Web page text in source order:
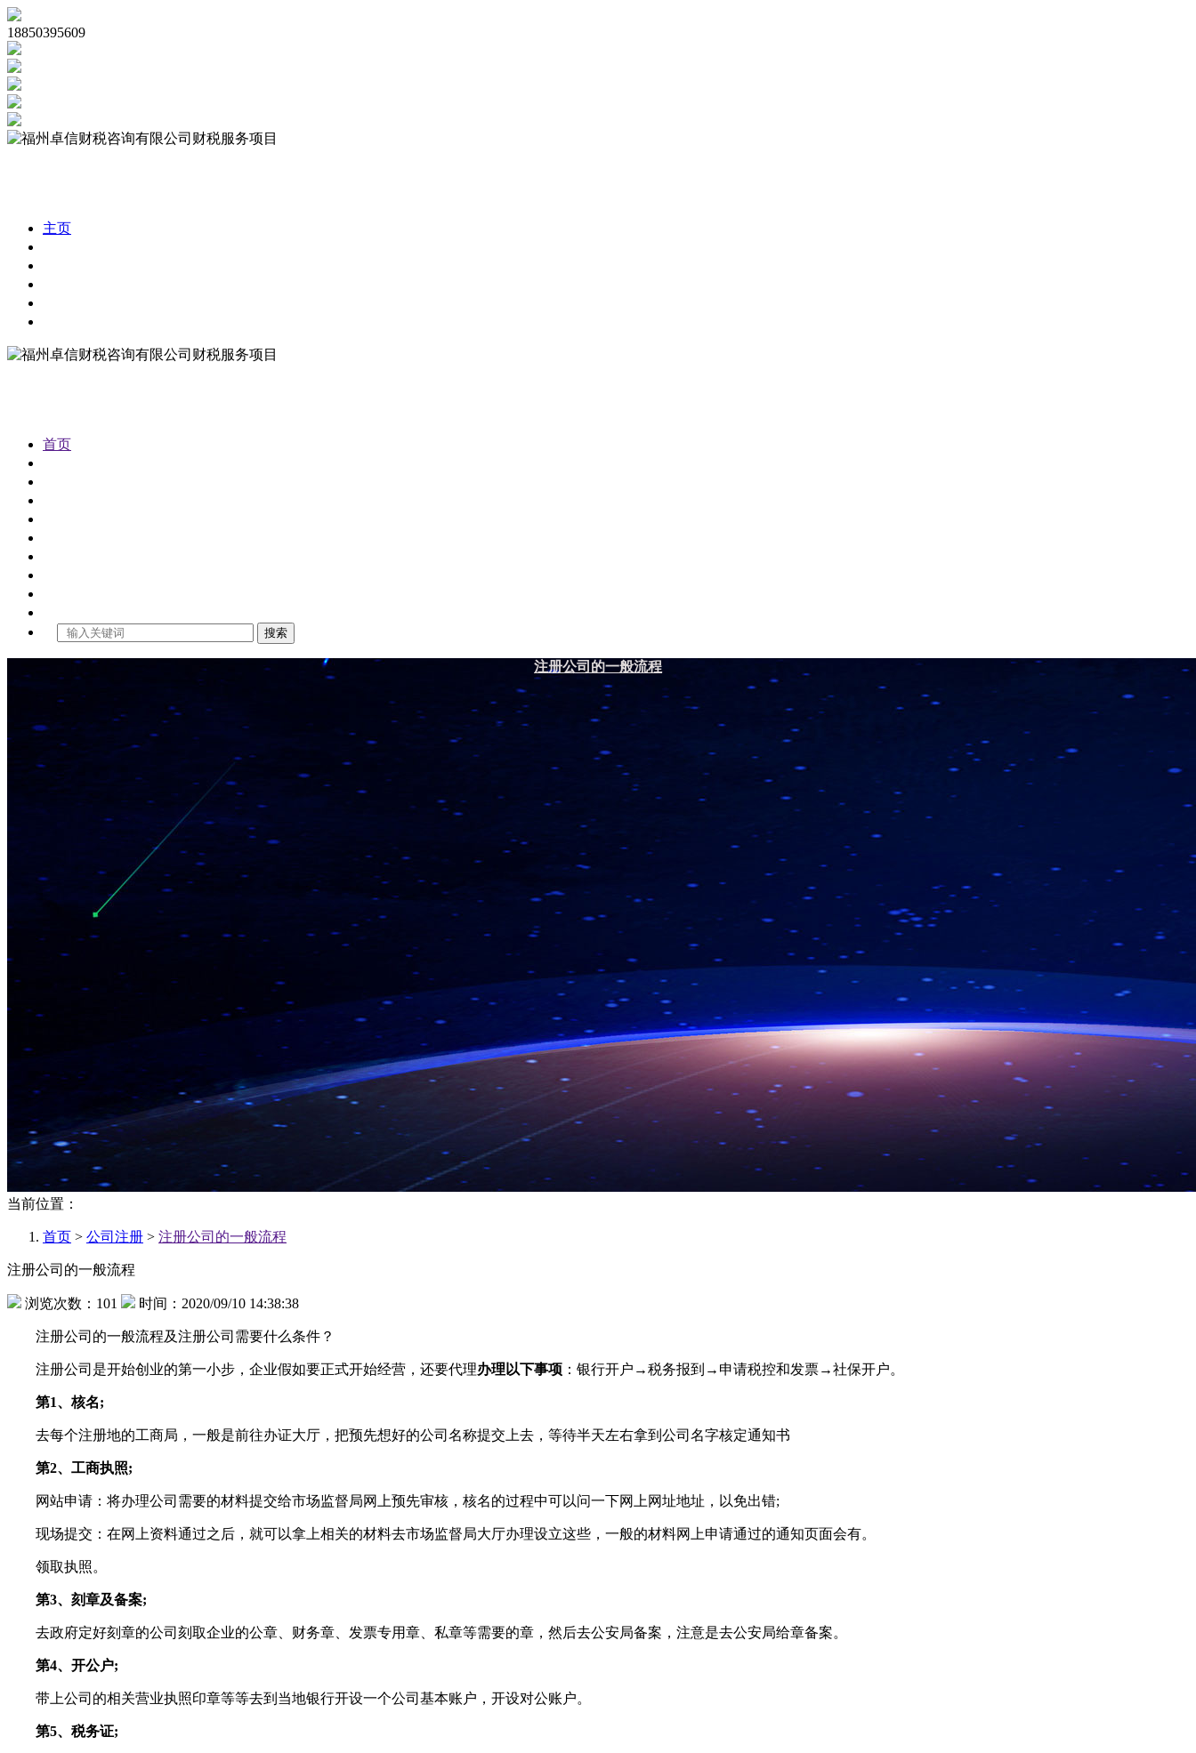
18850395609
主页
首页
搜索
注册公司的一般流程
当前位置：
首页 > 公司注册 > 注册公司的一般流程
注册公司的一般流程
浏览次数：101 时间：2020/09/10 14:38:38
注册公司的一般流程及注册公司需要什么条件？
注册公司是开始创业的第一小步，企业假如要正式开始经营，还要代理办理以下事项 ：银行开户→税务报到→申请税控和发票→社保开户。
第1、核名;
去每个注册地的工商局，一般是前往办证大厅，把预先想好的公司名称提交上去，等待半天左右拿到公司名字核定通知书
第2、工商执照;
网站申请：将办理公司需要的材料提交给市场监督局网上预先审核，核名的过程中可以问一下网上网址地址，以免出错;
现场提交：在网上资料通过之后，就可以拿上相关的材料去市场监督局大厅办理设立这些，一般的材料网上申请通过的通知页面会有。
领取执照。
第3、刻章及备案;
去政府定好刻章的公司刻取企业的公章、财务章、发票专用章、私章等需要的章，然后去公安局备案，注意是去公安局给章备案。
第4、开公户;
带上公司的相关营业执照印章等等去到当地银行开设一个公司基本账户，开设对公账户。
第5、税务证;